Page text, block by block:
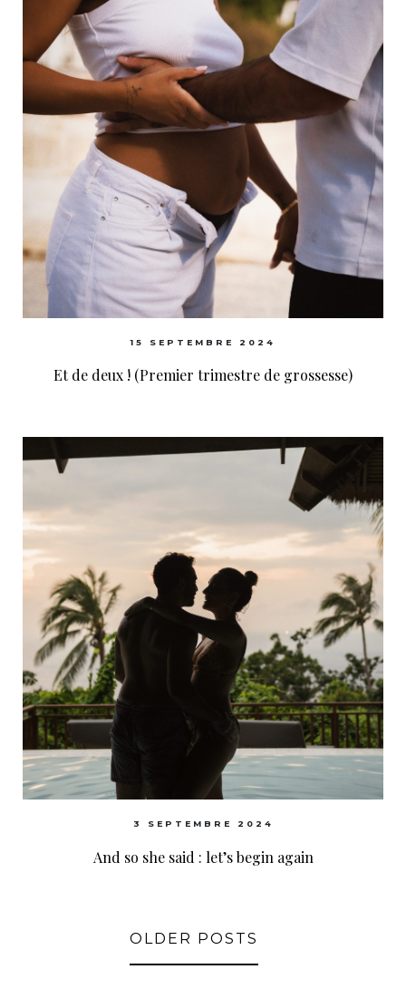
15 SEPTEMBRE 2024
Et de deux ! (Premier trimestre de grossesse)
3 SEPTEMBRE 2024
And so she said : let’s begin again
OLDER POSTS